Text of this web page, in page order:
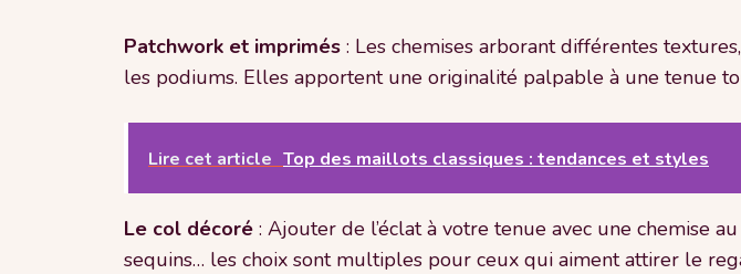
Patchwork et imprimés : Les chemises arborant différentes
les podiums. Elles apportent une originalité palpable à une tenue
Lire cet article Top des maillots classiques : tendances et styles
Le col décoré : Ajouter de l’éclat à votre tenue avec une chemise
sequins… les choix sont multiples pour ceux qui aiment attirer le